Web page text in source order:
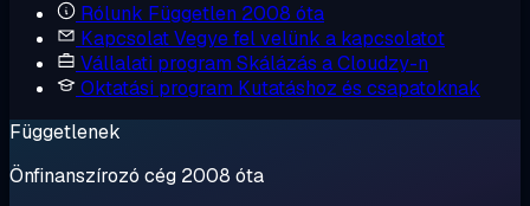
Rólunk Független 2008 óta
KapcsolatVegye fel velünk a kapcsolatot
Vállalati program Skálázás a Cloudzy-n
Oktatási program Kutatáshoz és csapatoknak
Függetlenek
Önfinanszírozó cég 2008 óta